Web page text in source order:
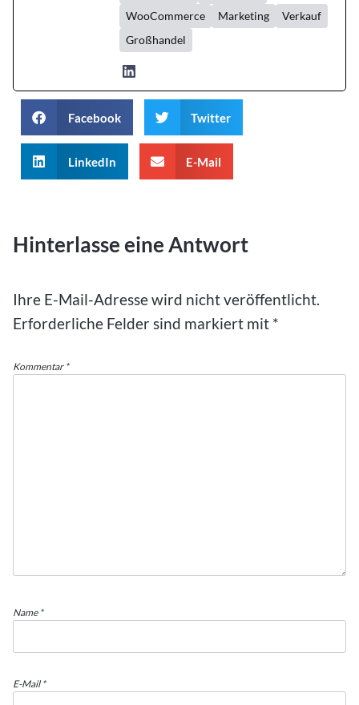
WooCommerce
Marketing
Verkauf
Großhandel
Facebook Twitter
LinkedIn E-Mail
Hinterlasse eine Antwort
Ihre E-Mail-Adresse wird nicht veröffentlicht.
Erforderliche Felder sind markiert mit *
Kommentar *
Name *
E-Mail*